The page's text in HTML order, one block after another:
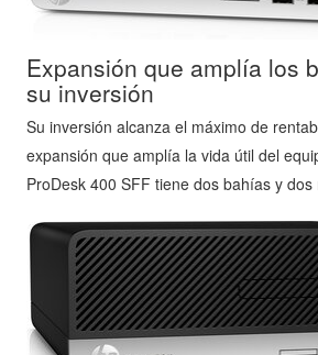
Expansión que amplía los
su inversión
Su inversión alcanza el máximo de
expansión que amplía la vida útil del
ProDesk 400 SFF tiene dos bahías y dos